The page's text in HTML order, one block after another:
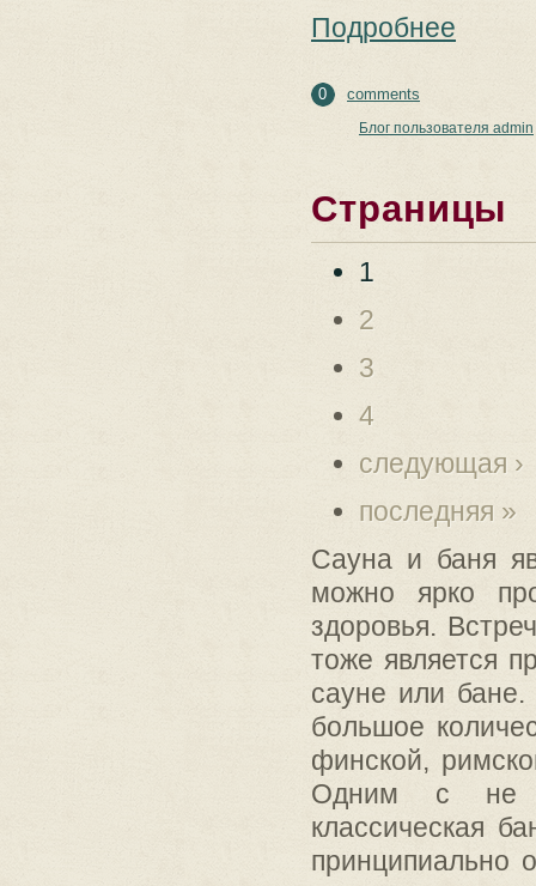
Подробнее
0 comments
Блог пользователя admin
Страницы
1
2
3
4
следующая ›
последняя »
Сауна и баня
можно ярко
здоровья.
тоже является
сауне или бане.
большое
финской,
Одним с не
классическая
принципиально